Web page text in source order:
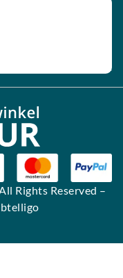
Rights Reserved –